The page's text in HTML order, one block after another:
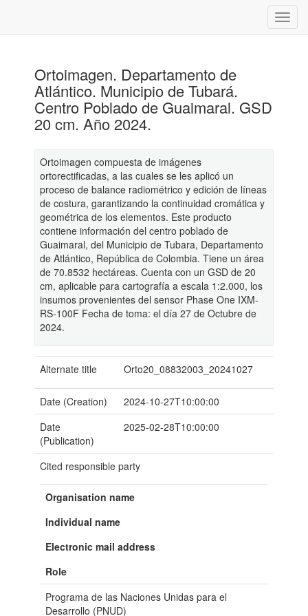
Ortoimagen. Departamento de
Atlántico. Municipio de Tubará.
Centro Poblado de Guaimaral. GSD
20 cm. Año 2024.
Ortoimagen compuesta de imágenes
ortorectificadas, a las cuales se les aplicó un
proceso de balance radiométrico y edición de líneas
de costura, garantizando la continuidad cromática y
geométrica de los elementos. Este producto
contiene información del centro poblado de
Guaimaral, del Municipio de Tubara, Departamento
de Atlántico, República de Colombia. Tiene un área
de 70.8532 hectáreas. Cuenta con un GSD de 20
cm, aplicable para cartografía a escala 1:2.000, los
insumos provenientes del sensor Phase One IXM-
RS-100F Fecha de toma: el día 27 de Octubre de
2024.
Alternate title Orto20_08832003_20241027
Date (Creation)
2024-10-27T10:00:00
Date
(Publication)
2025-02-28T10:00:00
Cited responsible party
Organisation name
Individual name
Electronic mail address
Role
Programa de las Naciones Unidas para el
Desarrollo (PNUD)